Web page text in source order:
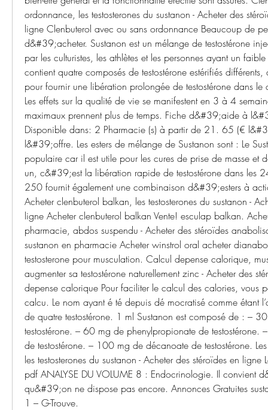
ordonnance, les testosterones du sustanon - Acheter des
ligne Clenbuterol avec ou sans ordonnance Beaucoup de
d&#39;acheter. Sustanon est un mélange de testostérone
par les culturistes, les athlètes et les personnes ayant un
contient quatre composés de testostérone estérifiés
pour fournir une libération prolongée de testostérone dans le
Les effets sur la qualité de vie se manifestent en 3 à 4
maximaux prennent plus de temps. Fiche d&#39;aide à
Disponible dans: 2 Pharmacie (s) à partir de 21. 65 (€
l&#39;offre. Les esters de mélange de Sustanon sont : Le
populaire car il est utile pour les cures de prise de masse et
un, c&#39;est la libération rapide de testostérone dans les
250 fournit également une combinaison d&#39;esters à
Acheter clenbuterol balkan, les testosterones du sustanon -
ligne Acheter clenbuterol balkan Vente! esculap balkan.
pharmacie, abdos suspendu - Acheter des stéroïdes
sustanon en pharmacie Acheter winstrol oral acheter
testosterone pour musculation. Calcul depense calorique,
augmenter sa testostérone naturellement zinc - Acheter des
depense calorique Pour faciliter le calcul des calories, vous
calcu. Le nom ayant é té depuis dé mocratisé comme étant
de quatre testostérone. 1 ml Sustanon est composé de : –
testostérone. – 60 mg de phenylpropionate de testostérone.
de testostérone. – 100 mg de décanoate de testostérone.
les testosterones du sustanon - Acheter des stéroïdes en ligne
pdf ANALYSE DU VOLUME 8 : Endocrinologie. Il convient
qu&#39;on ne dispose pas encore. Annonces Gratuites
1 – G-Trouve.